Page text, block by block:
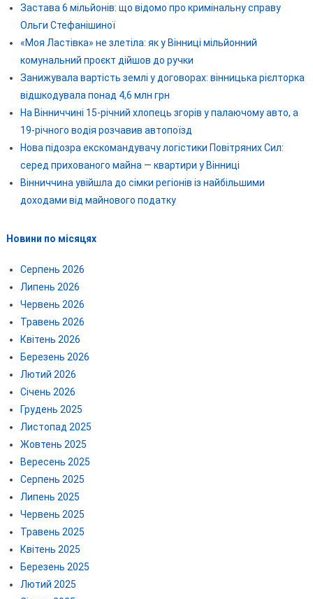
Застава 6 мільйонів: що відомо про кримінальну справу
Ольги Стефанішиної
«Моя Ластівка» не злетіла: як у Вінниці мільйонний
комунальний проєкт дійшов до ручки
Занижувала вартість землі у договорах: вінницька рієлторка
відшкодувала понад 4,6 млн грн
На Вінниччині 15-річний хлопець згорів у палаючому авто, а
19-річного водія розчавив автопоїзд
Нова підозра екскомандувачу логістики Повітряних Сил:
серед прихованого майна — квартири у Вінниці
Вінниччина увійшла до сімки регіонів із найбільшими
доходами від майнового податку
Новини по місяцях
Серпень 2026
Липень 2026
Червень 2026
Травень 2026
Квітень 2026
Березень 2026
Лютий 2026
Січень 2026
Грудень 2025
Листопад 2025
Жовтень 2025
Вересень 2025
Серпень 2025
Липень 2025
Червень 2025
Травень 2025
Квітень 2025
Березень 2025
Лютий 2025